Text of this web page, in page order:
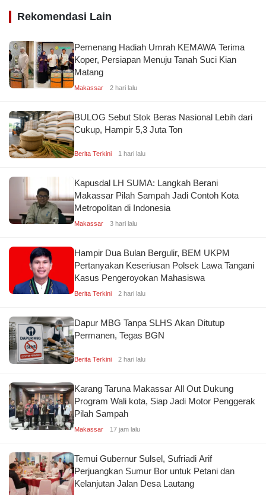
Rekomendasi Lain
Pemenang Hadiah Umrah KEMAWA Terima
Koper, Persiapan Menuju Tanah Suci Kian
Matang
Makassar 2 hari lalu
BULOG Sebut Stok Beras Nasional Lebih dari
Cukup, Hampir 5,3 Juta Ton
Berita Terkini 1 hari lalu
Kapusdal LH SUMA: Langkah Berani
Makassar Pilah Sampah Jadi Contoh Kota
Metropolitan di Indonesia
Makassar 3 hari lalu
Hampir Dua Bulan Bergulir, BEM UKPM
Pertanyakan Keseriusan Polsek Lawa Tangani
Kasus Pengeroyokan Mahasiswa
Berita Terkini 2 hari lalu
Dapur MBG Tanpa SLHS Akan Ditutup
Permanen, Tegas BGN
Berita Terkini 2 hari lalu
Karang Taruna Makassar All Out Dukung
Program Wali kota, Siap Jadi Motor Penggerak
Pilah Sampah
Makassar 17 jam lalu
Temui Gubernur Sulsel, Sufriadi Arif
Perjuangkan Sumur Bor untuk Petani dan
Kelanjutan Jalan Desa Lautang